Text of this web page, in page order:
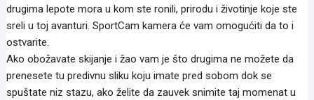
drugima lepote mora u kom ste ronili, prirodu i životinje koje ste
sreli u toj avanturi. SportCam kamera će vam omogućiti da to i
ostvarite.
Ako obožavate skijanje i žao vam je što drugima ne možete da
prenesete tu predivnu sliku koju imate pred sobom dok se
spuštate niz stazu, ako želite da zauvek snimite taj momenat u